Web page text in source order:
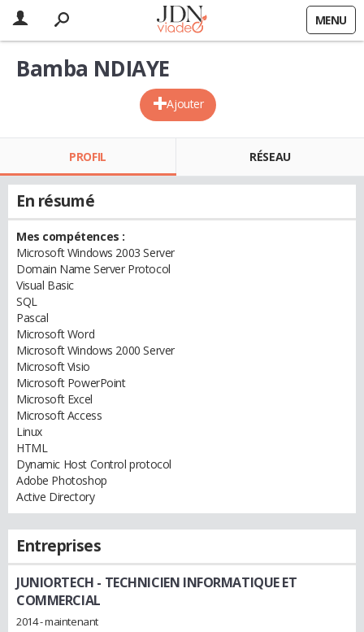
MENU
Ajouter
Bamba NDIAYE
PROFIL RÉSEAU
En résumé
Mes compétences :
Microsoft Windows 2003 Server
Domain Name Server Protocol
Visual Basic
SQL
Pascal
Microsoft Word
Microsoft Windows 2000 Server
Microsoft Visio
Microsoft PowerPoint
Microsoft Excel
Microsoft Access
Linux
HTML
Dynamic Host Control protocol
Adobe Photoshop
Active Directory
Entreprises
JUNIORTECH - TECHNICIEN INFORMATIQUE ET
COMMERCIAL
2014 - maintenant